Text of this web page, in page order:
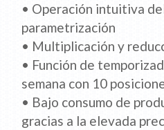
• Operación intuitiva
parametrización
• Multiplicación y
• Función de
semana con 10
• Bajo consumo de
gracias a la elevada